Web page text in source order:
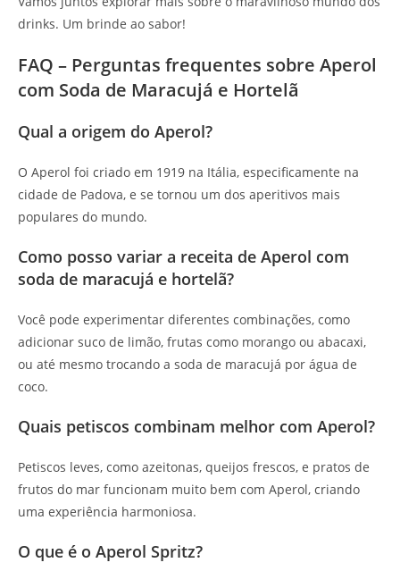
drinks. Um brinde ao sabor!
FAQ – Perguntas frequentes sobre Aperol
com Soda de Maracujá e Hortelã
Qual a origem do Aperol?
O Aperol foi criado em 1919 na Itália, especificamente na
cidade de Padova, e se tornou um dos aperitivos mais
populares do mundo.
Como posso variar a receita de Aperol com
soda de maracujá e hortelã?
Você pode experimentar diferentes combinações, como
adicionar suco de limão, frutas como morango ou abacaxi,
ou até mesmo trocando a soda de maracujá por água de
coco.
Quais petiscos combinam melhor com Aperol?
Petiscos leves, como azeitonas, queijos frescos, e pratos de
frutos do mar funcionam muito bem com Aperol, criando
uma experiência harmoniosa.
O que é o Aperol Spritz?